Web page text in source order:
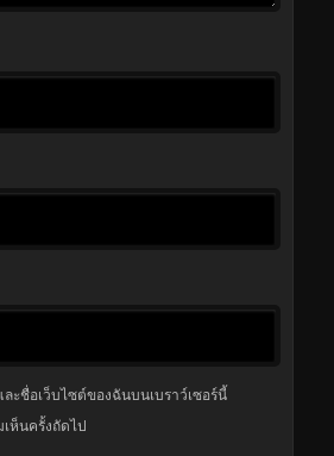
ะชื่อเว็บไซต์ของฉันบนเบราว์เซอร์นี้
ห็นครั้งถัดไป